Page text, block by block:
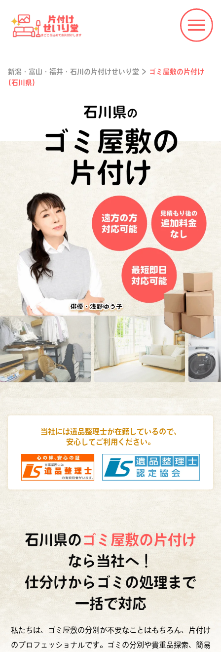
新潟・富山・福井・石川の片付けせいり堂 > ゴミ屋敷の片付け
(石川県)
当社には遺品整理士が在籍しているので、
安心してご利用ください。
石川県の ゴミ屋敷の片付け
なら当社へ！
仕分けからゴミの処理まで
一括で対応
私たちは、ゴミ屋敷の分別が不要なことはもちろん、片付け
のプロフェッショナルです。ゴミの分別や貴重品探索、簡易